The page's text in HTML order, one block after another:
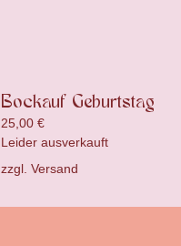
Bockauf Geburtstag
25,00 €
Leider ausverkauft
zzgl. Versand